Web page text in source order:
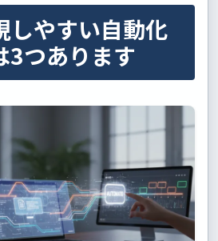
しやすい自動化
3つあります